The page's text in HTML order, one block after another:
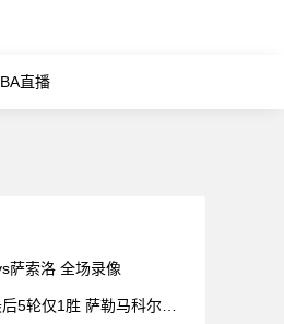
直播
萨索洛 全场录像
5轮仅1胜 萨勒马科尔斯